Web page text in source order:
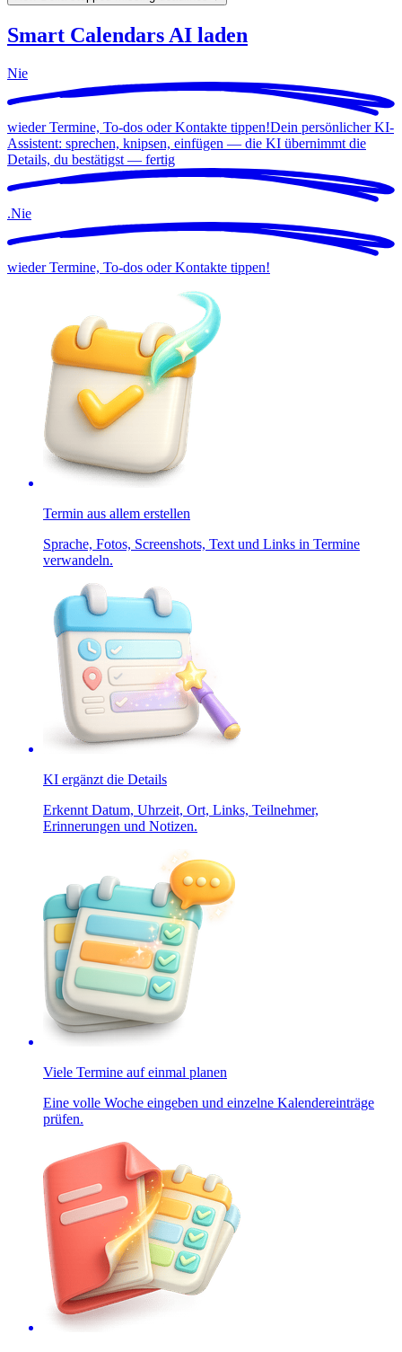
Smart Calendars AI laden
Nie
wieder Termine, To-dos oder Kontakte tippen!Dein persönlicher KI-
Assistent: sprechen, knipsen, einfügen — die KI übernimmt die
Details, du bestätigst — fertig
.Nie
wieder Termine, To-dos oder Kontakte tippen!
Termin aus allem erstellen
Sprache, Fotos, Screenshots, Text und Links in Termine
verwandeln.
KI ergänzt die Details
Erkennt Datum, Uhrzeit, Ort, Links, Teilnehmer,
Erinnerungen und Notizen.
Viele Termine auf einmal planen
Eine volle Woche eingeben und einzelne Kalendereinträge
prüfen.